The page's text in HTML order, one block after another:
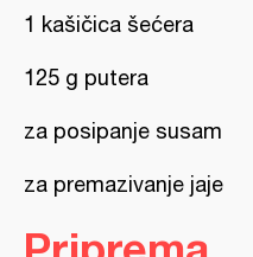
1 kašičica šećera
125 g putera
za posipanje susam
za premazivanje jaje